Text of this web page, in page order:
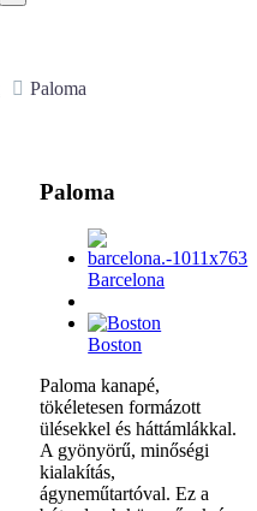
Paloma
Paloma
Barcelona
Boston
Paloma kanapé,
tökéletesen formázott
ülésekkel és háttámlákkal.
A gyönyörű, minőségi
kialakítás,
ágyneműtartóval. Ez a